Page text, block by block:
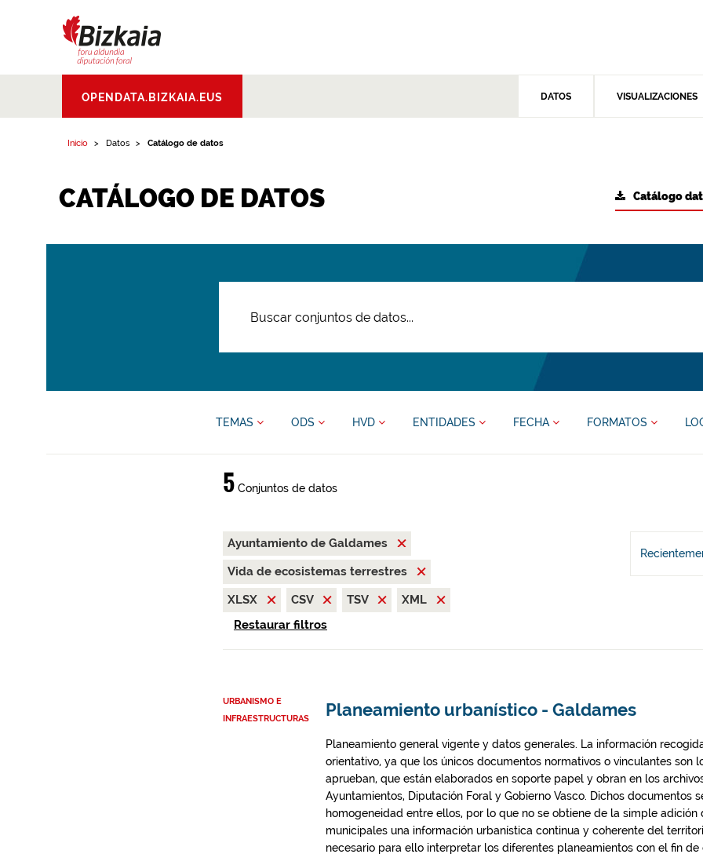
Aldundia.Diputacion
Foral de Bizkaia
OPENDATA.BIZKAIA.EUS DATOS VISUALIZACIONES
Inicio Datos Catálogo de datos
CATÁLOGO DE DATOS Catálogo
TEMAS ODS HVD ENTIDADES FECHA FORMATOS
5Conjuntos de datos
Ayuntamiento de Galdames
Vida de ecosistemas terrestres
XLSX
CSV TSV
XML
Restaurar filtros
URBANISMO E
INFRAESTRUCTURAS
Planeamiento urbanístico - Galdames
Planeamiento general vigente y datos generales. La información
orientativo, ya que los únicos documentos normativos o vinculantes son
aprueban, que están elaborados en soporte papel y obran en los
Ayuntamientos, Diputación Foral y Gobierno Vasco. Dichos documentos
homogeneidad entre ellos, por lo que no se obtiene de la simple adición
municipales una información urbanística continua y coherente del
necesario para ello interpretar los diferentes planeamientos con el fin